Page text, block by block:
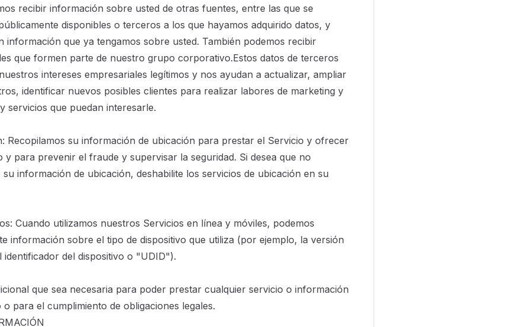
recibir información sobre usted de otras fuentes, entre las que se
disponibles o terceros a los que hayamos adquirido datos, y
información que ya tengamos sobre usted. También podemos recibir
que formen parte de nuestro grupo corporativo.Estos datos de terceros
intereses empresariales legítimos y nos ayudan a actualizar, ampliar
identificar nuevos posibles clientes para realizar labores de marketing y
servicios que puedan interesarle.
Recopilamos su información de ubicación para prestar el Servicio y ofrecer
y para prevenir el fraude y supervisar la seguridad. Si desea que no
información de ubicación, deshabilite los servicios de ubicación en su
Cuando utilizamos nuestros Servicios en línea y móviles, podemos
información sobre el tipo de dispositivo que utiliza (por ejemplo, la versión
identificador del dispositivo o "UDID").
que sea necesaria para poder prestar cualquier servicio o información
para el cumplimiento de obligaciones legales.